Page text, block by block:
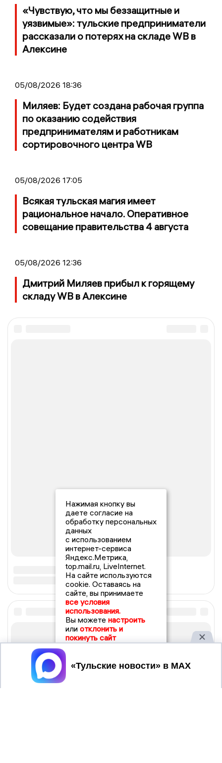
«Чувствую, что мы беззащитные и
уязвимые»: тульские предприниматели
рассказали о потерях на складе WB в
Алексине
05/08/2026 18:36
Миляев: Будет создана рабочая группа
по оказанию содействия
предпринимателям и работникам
сортировочного центра WB
05/08/2026 17:05
Всякая тульская магия имеет
рациональное начало. Оперативное
совещание правительства 4 августа
05/08/2026 12:36
Дмитрий Миляев прибыл к горящему
складу WB в Алексине
Нажимая кнопку вы
даете согласие на
обработку персональных
данных
с использованием
интернет-сервиса
Яндекс.Метрика,
top.mail.ru, LiveInternet.
На сайте используются
cookie. Оставаясь на
сайте, вы принимаете
все условия
использования.
Вы можете настроить
или отклонить и
покинуть сайт
Принять